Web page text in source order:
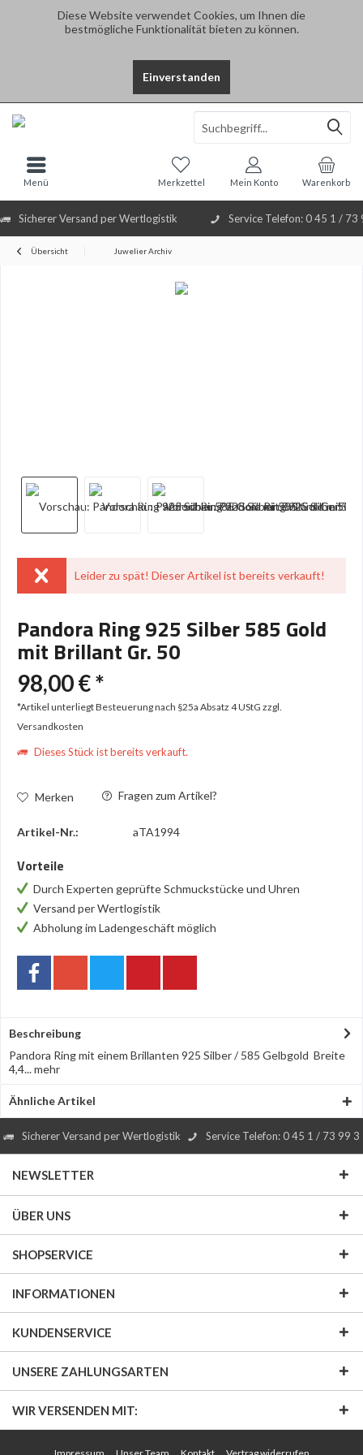
Diese Website verwendet Cookies, um Ihnen die
bestmögliche Funktionalität bieten zu können.
Einverstanden
Sicherer Versand per Wertlogistik Service Telefon: 0 45 1 / 73
Warenkorb
Merkzettel Mein Konto
Menü
Übersicht Juwelier Archiv
Leider zu spät! Dieser Artikel ist bereits verkauft!
Pandora Ring 925 Silber 585 Gold
mit Brillant Gr. 50
98,00 € *
*Artikel unterliegt Besteuerung nach §25a Absatz 4 UStG zzgl.
Versandkosten
Dieses Stück ist bereits verkauft.
Merken Fragen zum Artikel?
Artikel-Nr.: aTA1994
Vorteile
Durch Experten geprüfte Schmuckstücke und Uhren
Versand per Wertlogistik
Abholung im Ladengeschäft möglich
Beschreibung
Pandora Ring mit einem Brillanten 925 Silber / 585 Gelbgold Breite
4,4...mehr
Ähnliche Artikel
Sicherer Versand per Wertlogistik Service Telefon: 0 45 1 / 73 99 3
NEWSLETTER
ÜBER UNS
SHOPSERVICE
INFORMATIONEN
KUNDENSERVICE
UNSERE ZAHLUNGSARTEN
WIR VERSENDEN MIT: